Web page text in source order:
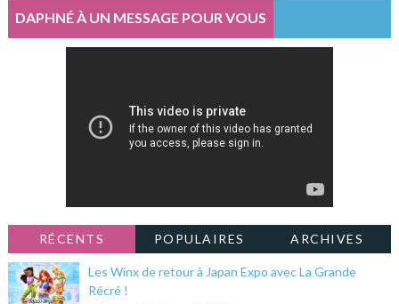
DAPHNÉ À UN MESSAGE POUR VOUS
RÉCENTS POPULAIRES ARCHIVES
Les Winx de retour à Japan Expo avec La Grande
Récré !